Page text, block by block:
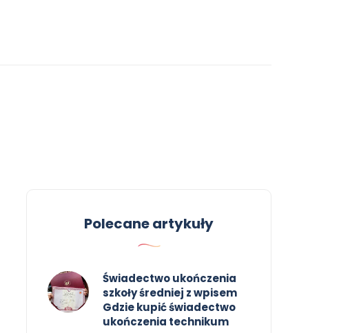
Polecane artykuły
Świadectwo ukończenia
szkoły średniej z wpisem
Gdzie kupić świadectwo
ukończenia technikum